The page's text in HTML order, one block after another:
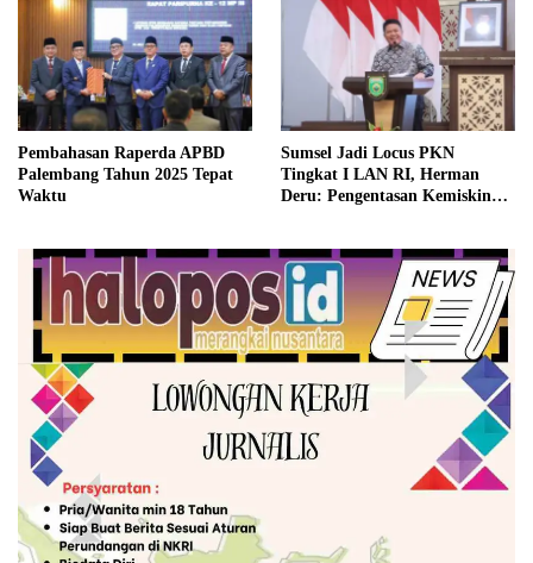
Pembahasan Raperda APBD
Palembang Tahun 2025 Tepat
Waktu
Sumsel Jadi Locus PKN
Tingkat I LAN RI, Herman
Deru: Pengentasan Kemiskinan
Lapangan